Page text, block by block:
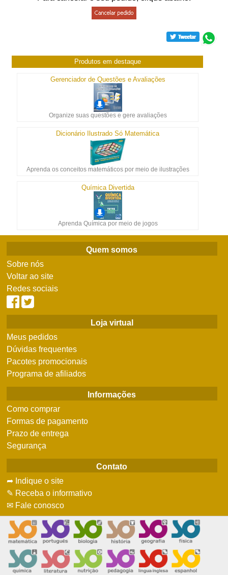
Produtos em destaque
Gerenciador de Questões e Avaliações
Organize suas questões e gere avaliações
Dicionário Ilustrado Só Matemática
Aprenda os conceitos matemáticos por meio de ilustrações
Química Divertida
Aprenda Química por meio de jogos
Quem somos
Sobre nós
Voltar ao site
Redes sociais
Loja virtual
Meus pedidos
Dúvidas frequentes
Pacotes promocionais
Programa de afiliados
Informações
Como comprar
Formas de pagamento
Prazo de entrega
Segurança
Contato
➦ Indique o site
✎ Receba o informativo
✉ Fale conosco